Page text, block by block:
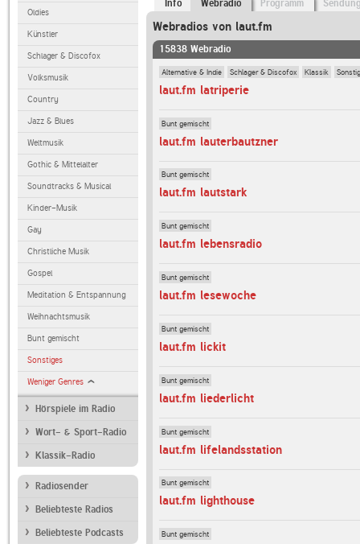
Oldies
Künstler
Schlager & Discofox
Volksmusik
Country
Jazz & Blues
Weltmusik
Gothic & Mittelalter
Soundtracks & Musical
Kinder-Musik
Gay
Christliche Musik
Gospel
Meditation & Entspannung
Weihnachtsmusik
Bunt gemischt
Sonstiges
Weniger Genres
Hörspiele im Radio
Wort- & Sport-Radio
Klassik-Radio
Radiosender
Beliebteste Radios
Beliebteste Podcasts
Info Webradio Programm
Webradios von laut.fm
15838 Webradio
Alternative & Indie Schlager & Discofox Klassik
laut.fm latriperie
Bunt gemischt
laut.fm lauterbautzner
Bunt gemischt
laut.fm lautstark
Bunt gemischt
laut.fm lebensradio
Bunt gemischt
laut.fm lesewoche
Bunt gemischt
laut.fm lickit
Bunt gemischt
laut.fm liederlicht
Bunt gemischt
laut.fm lifelandsstation
Bunt gemischt
laut.fm lighthouse
Bunt gemischt